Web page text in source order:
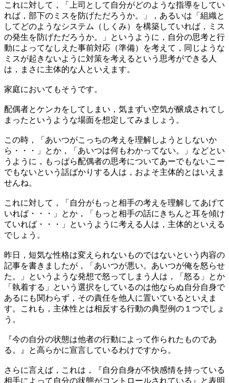
これに対して，「上司として自分がどのような指導をしてい
れば，部下のミスを防げただろうか。」，あるいは「組織と
してどのようなシステム（しくみ）を構築していれば，ミス
の発生を防げただろうか。」というように，自分の思考と行
動によってなしえた事前対応（準備）を考えて，同じような
ミスが起きないように対策を考えるという思考ができる人
は，まさに主体的な人といえます。
家庭においてもそうです。
配偶者とケンカをしてしまい，気まずい空気が醸成されてし
まったというような場面を想定してみましょう。
この時，「あいつがこっちの考えを理解しようとしないか
ら・・・」とか，「あいつは何もわかってない。」などとい
うように，もっぱら配偶者の思考についてあーでもないこー
でもないという話ばかりする人は，およそ主体的とはいえま
せんね。
これに対して，「自分がもっと相手の考えを理解してあげて
いれば・・・」とか，「もっと相手の話にきちんと耳を傾け
ていれば・・・」というように考える人は，主体的といえる
でしょう。
昨日，短気な性格は変えられないものではないという内容の
記事を書きましたが，「あいつが悪い。あいつが俺を怒らせ
た。」というような発想で怒ってしまう人は，「怒る」とか
「執着する」という選択をしているのは他ならぬ自分自身で
あるにも関わらず，その責任を他人に置いているといえま
す。これも，主体性とは相反する行動の典型例の１つでしょ
う。
『今の自分の状態は他者の行動によって作られたものであ
る。』と高らかに宣言しているわけですから。
さらに言えば，これは，『自分自身が不快感情を持っている
相手によって自分の状態がコントロールされている』と表明